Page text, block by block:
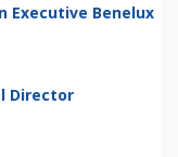
Executive Benelux
Director